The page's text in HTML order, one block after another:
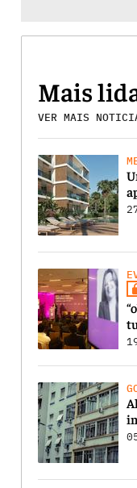
Mais
VER MAIS